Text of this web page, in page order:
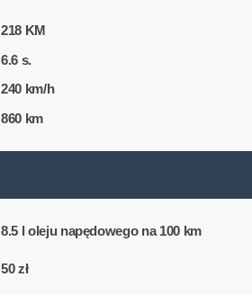
218 KM
6.6 s.
240 km/h
860 km
8.5 l oleju napędowego na 100 km
50 zł